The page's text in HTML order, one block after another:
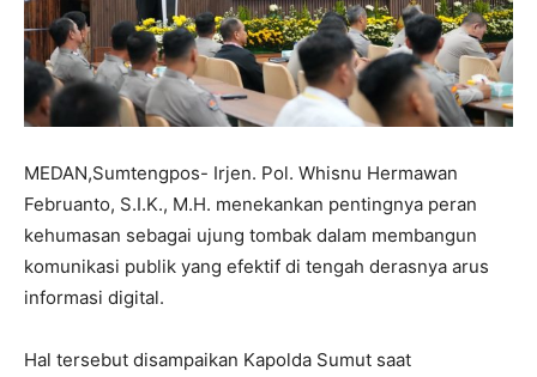
MEDAN,Sumtengpos- Irjen. Pol. Whisnu Hermawan
Februanto, S.I.K., M.H. menekankan pentingnya peran
kehumasan sebagai ujung tombak dalam membangun
komunikasi publik yang efektif di tengah derasnya arus
informasi digital.
Hal tersebut disampaikan Kapolda Sumut saat